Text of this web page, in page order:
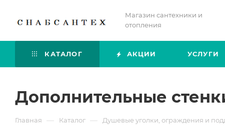
Магазин сантехники и
отопления
КАТАЛОГ АКЦИИ УСЛУГИ
Дополнительные
Главная — Каталог — Душевые уголки, ограждения и